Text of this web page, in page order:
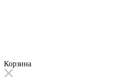
Корзина